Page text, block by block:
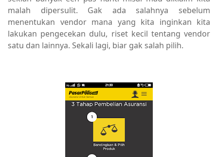
malah dipersulit. Gak ada salahnya sebelum
menentukan vendor mana yang kita inginkan kita
lakukan pengecekan dulu, riset kecil tentang vendor
satu dan lainnya. Sekali lagi, biar gak salah pilih.